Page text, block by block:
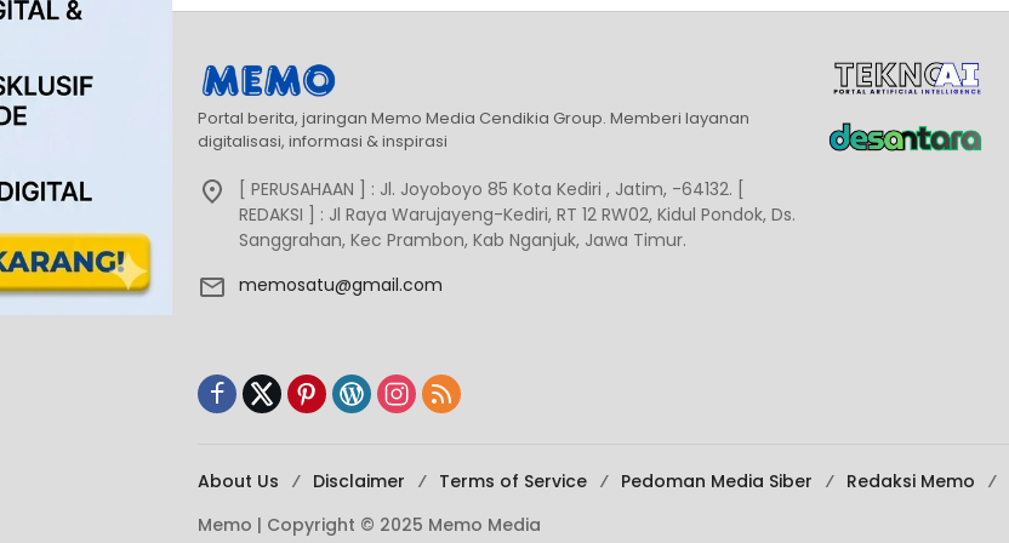
Portal berita, jaringan Memo Media Cendikia Group. Memberi layanan
digitalisasi, informasi & inspirasi
[ PERUSAHAAN ] : Jl. Joyoboyo 85 Kota Kediri , Jatim, -64132. [
REDAKSI ] : Jl Raya Warujayeng-Kediri, RT 12 RW02, Kidul Pondok, Ds.
Sanggrahan, Kec Prambon, Kab Nganjuk, Jawa Timur.
memosatu@gmail.com
About Us Disclaimer Terms of Service Pedoman Media Siber Redaksi Memo
Memo | Copyright © 2025 Memo Media